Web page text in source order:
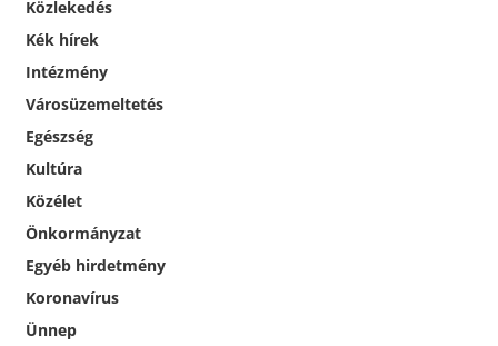
Közlekedés
Kék hírek
Intézmény
Városüzemeltetés
Egészség
Kultúra
Közélet
Önkormányzat
Egyéb hirdetmény
Koronavírus
Ünnep